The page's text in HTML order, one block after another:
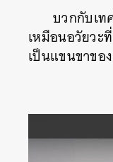
บวกกับเท
เหมือนอวัยวะ
เป็นแขนขาของ